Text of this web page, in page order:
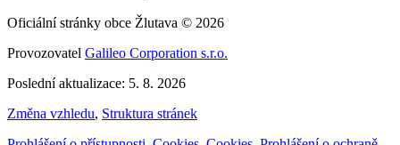
Oficiální stránky obce Žlutava © 2026
Provozovatel Galileo Corporation s.r.o.
Poslední aktualizace: 5. 8. 2026
Změna vzhledu, Struktura stránek